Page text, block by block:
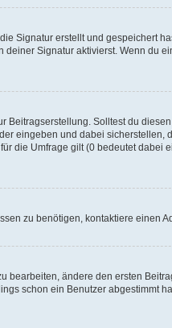
Signatur erstellt und gespeichert
Signatur aktivierst. Wenn du
Beitragserstellung. Solltest du
eingeben und dabei sicherstellen,
die Umfrage gilt (0 bedeutet dabei
zu benötigen, kontaktiere einen
ändere den ersten
schon ein Benutzer abgestimmt